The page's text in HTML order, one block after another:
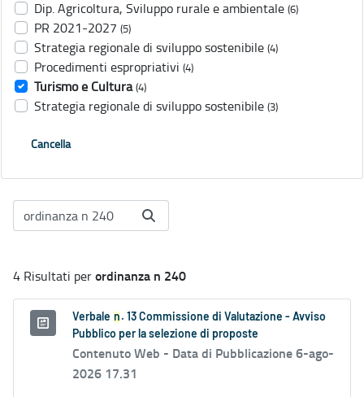
Dip. Agricoltura, Sviluppo rurale e ambientale (6)
PR 2021-2027 (5)
Strategia regionale di sviluppo sostenibile (4)
Procedimenti espropriativi (4)
Turismo e Cultura (4)
Strategia regionale di sviluppo sostenibile (3)
Cancella
4 Risultati perordinanza n 240
Verbale n . 13 Commissione di Valutazione - Avviso
Pubblico per la selezione di proposte
Contenuto Web - Data di Pubblicazione 6-ago-
2026 17.31